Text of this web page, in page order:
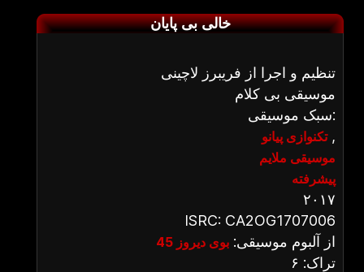
خالی بی پایان
تنظیم و اجرا از فریبرز لاچینی
موسیقی بی کلام
سبک موسیقی:
تکنوازی پیانو,
موسیقی ملایم
پیشرفته
۲۰۱۷
ISRC: CA2OG1707006
از آلبوم موسیقی: بوی دیروز 45
تراک: ۶